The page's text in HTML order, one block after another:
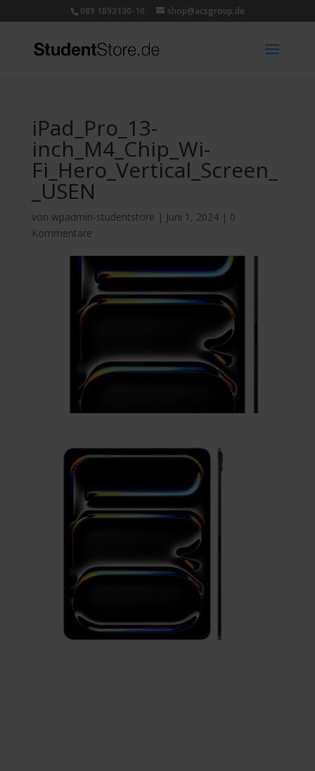
089 1893130-10 shop@acsgroup.de
iPad_Pro_13-
inch_M4_Chip_Wi-
Fi_Hero_Vertical_Screen_
_USEN
von wpadmin-studentstore | Juni 1, 2024| 0
Kommentare